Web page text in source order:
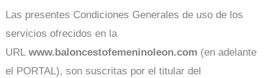
Las presentes Condiciones Generales de uso de los
servicios ofrecidos en la
URLwww.baloncestofemeninoleon.com (en adelante
el PORTAL), son suscritas por el titular del